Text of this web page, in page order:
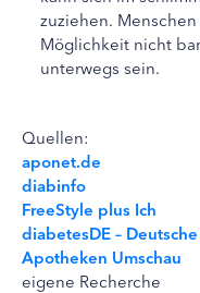
zuziehen.
Möglichkeit nicht
unterwegs sein.
Quellen:
aponet.de
diabinfo
FreeStyle plus Ich
diabetesDE –
Apotheken Umschau
eigene Recherche